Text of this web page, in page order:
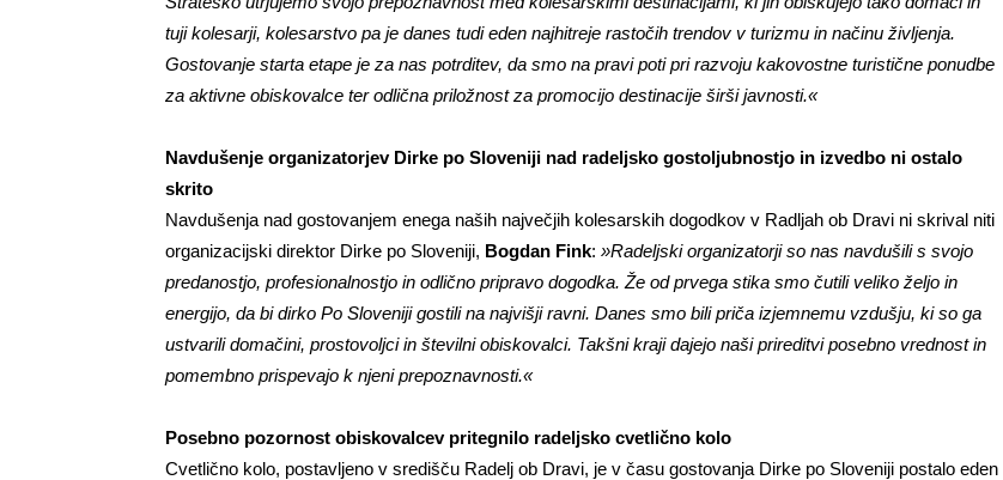
tuji kolesarji, kolesarstvo pa je danes tudi eden najhitreje rastočih trendov v turizmu in načinu življenja.
Gostovanje starta etape je za nas potrditev, da smo na pravi poti pri razvoju kakovostne turistične ponudbe
za aktivne obiskovalce ter odlična priložnost za promocijo destinacije širši javnosti.«
Navdušenje organizatorjev Dirke po Sloveniji nad radeljsko gostoljubnostjo in izvedbo ni ostalo
skrito
Navdušenja nad gostovanjem enega naših največjih kolesarskih dogodkov v Radljah ob Dravi ni skrival niti
organizacijski direktor Dirke po Sloveniji, Bogdan Fink: »Radeljski organizatorji so nas navdušili s svojo
predanostjo, profesionalnostjo in odlično pripravo dogodka. Že od prvega stika smo čutili veliko željo in
energijo, da bi dirko Po Sloveniji gostili na najvišji ravni. Danes smo bili priča izjemnemu vzdušju, ki so ga
ustvarili domačini, prostovoljci in številni obiskovalci. Takšni kraji dajejo naši prireditvi posebno vrednost in
pomembno prispevajo k njeni prepoznavnosti.«
Posebno pozornost obiskovalcev pritegnilo radeljsko cvetlično kolo
Cvetlično kolo, postavljeno v središču Radelj ob Dravi, je v času gostovanja Dirke po Sloveniji postalo eden